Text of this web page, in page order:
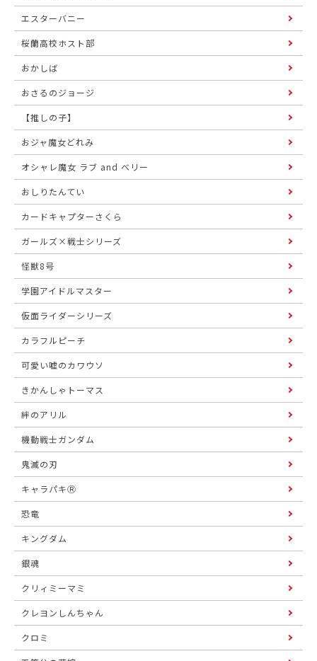
エスターバニー
桜蘭高校ホスト部
おかしば
おさるのジョージ
【推しの子】
おジャ魔女どれみ
オシャレ魔女 ラブ and ベリー
おしりたんてい
カードキャプターさくら
ガールズ×戦士シリーズ
怪獣8号
学園アイドルマスター
仮面ライダーシリーズ
カラフルピーチ
可愛い嘘のカワウソ
きかんしゃトーマス
絆のアリル
機動戦士ガンダム
鬼滅の刃
キャラパキⓇ
恐竜
キングダム
銀魂
クリィミーマミ
クレヨンしんちゃん
クロミ